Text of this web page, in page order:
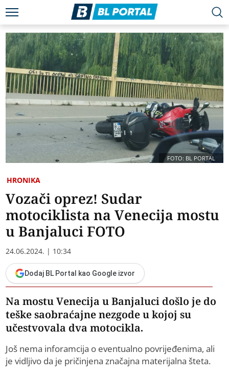
FOTO: BL PORTAL
HRONIKA
Vozači oprez! Sudar
motociklista na Venecija mostu
u Banjaluci FOTO
24.06.2024. | 10:34
Dodaj BL Portal kao Google izvor
Na mostu Venecija u Banjaluci došlo je do
teške saobraćajne nezgode u kojoj su
učestvovala dva motocikla.
Još nema inforamcija o eventualno povrijeđenima, ali
je vidljivo da je pričinjena značajna materijalna šteta.